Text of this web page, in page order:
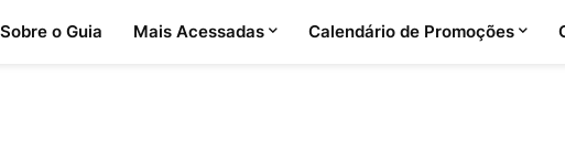
Sobre o Guia Mais Acessadas Calendário de Promoções